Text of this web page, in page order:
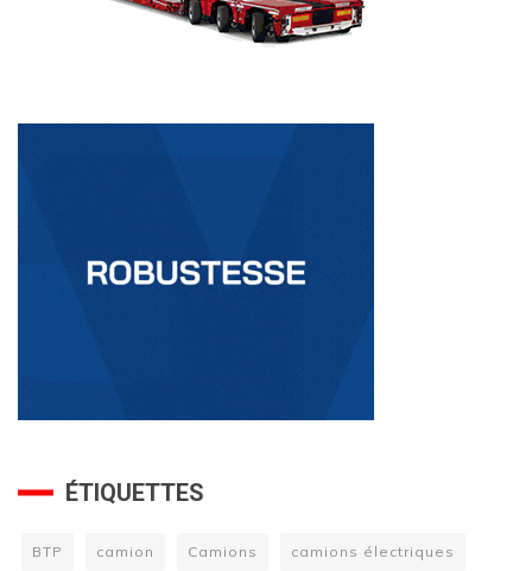
ÉTIQUETTES
BTP camion Camions camions électriques